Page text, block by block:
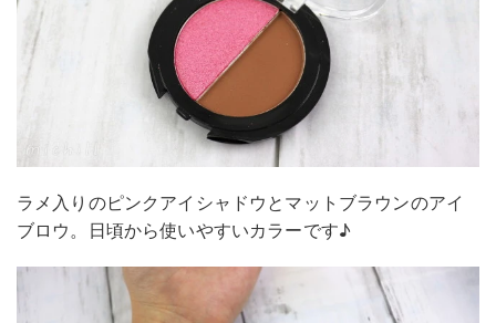
ラメ入りのピンクアイシャドウとマットブラウンのアイ
ブロウ。日頃から使いやすいカラーです♪